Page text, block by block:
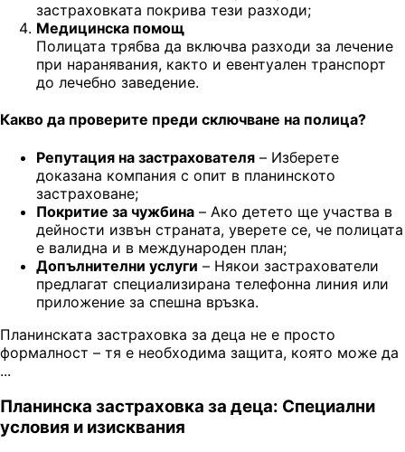
застраховката покрива тези разходи;
Медицинска помощ
Полицата трябва да включва разходи за лечение
при наранявания, както и евентуален транспорт
до лечебно заведение.
Какво да проверите преди сключване на полица?
Репутация на застрахователя – Изберете
доказана компания с опит в планинското
застраховане;
Покритие за чужбина – Ако детето ще участва в
дейности извън страната, уверете се, че полицата
е валидна и в международен план;
Допълнителни услуги – Някои застрахователи
предлагат специализирана телефонна линия или
приложение за спешна връзка.
Планинската застраховка за деца не е просто
формалност – тя е необходима защита, която може да
...
Планинска застраховка за деца: Специални
условия и изисквания